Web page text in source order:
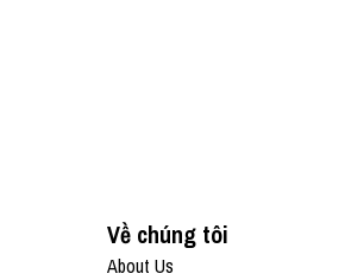
Về chúng tôi
About Us